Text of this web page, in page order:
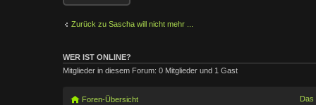
Zurück zu Sascha will nicht mehr ...
WER IST ONLINE?
Mitglieder in diesem Forum: 0 Mitglieder und 1 Gast
Foren-Übersicht Das